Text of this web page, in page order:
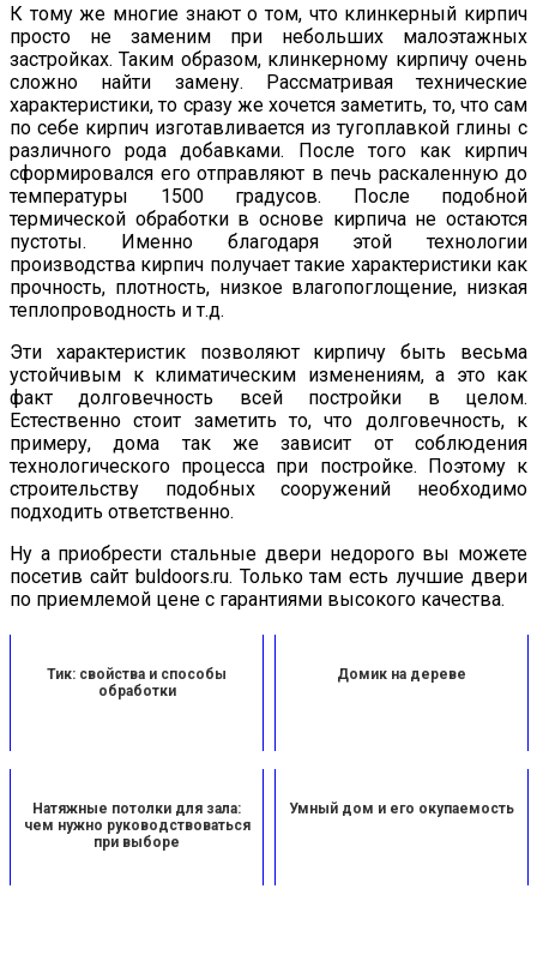
К тому же многие знают о том, что клинкерный кирпич
просто не заменим при небольших малоэтажных
застройках. Таким образом, клинкерному кирпичу очень
сложно найти замену. Рассматривая технические
характеристики, то сразу же хочется заметить, то, что сам
по себе кирпич изготавливается из тугоплавкой глины с
различного рода добавками. После того как кирпич
сформировался его отправляют в печь раскаленную до
температуры 1500 градусов. После подобной
термической обработки в основе кирпича не остаются
пустоты. Именно благодаря этой технологии
производства кирпич получает такие характеристики как
прочность, плотность, низкое влагопоглощение, низкая
теплопроводность и т.д.
Эти характеристик позволяют кирпичу быть весьма
устойчивым к климатическим изменениям, а это как
факт долговечность всей постройки в целом.
Естественно стоит заметить то, что долговечность, к
примеру, дома так же зависит от соблюдения
технологического процесса при постройке. Поэтому к
строительству подобных сооружений необходимо
подходить ответственно.
Ну а приобрести стальные двери недорого вы можете
посетив сайт buldoors.ru. Только там есть лучшие двери
по приемлемой цене с гарантиями высокого качества.
Тик: свойства и способы
обработки
Домик на дереве
Натяжные потолки для зала:
чем нужно руководствоваться
при выборе
Умный дом и его окупаемость